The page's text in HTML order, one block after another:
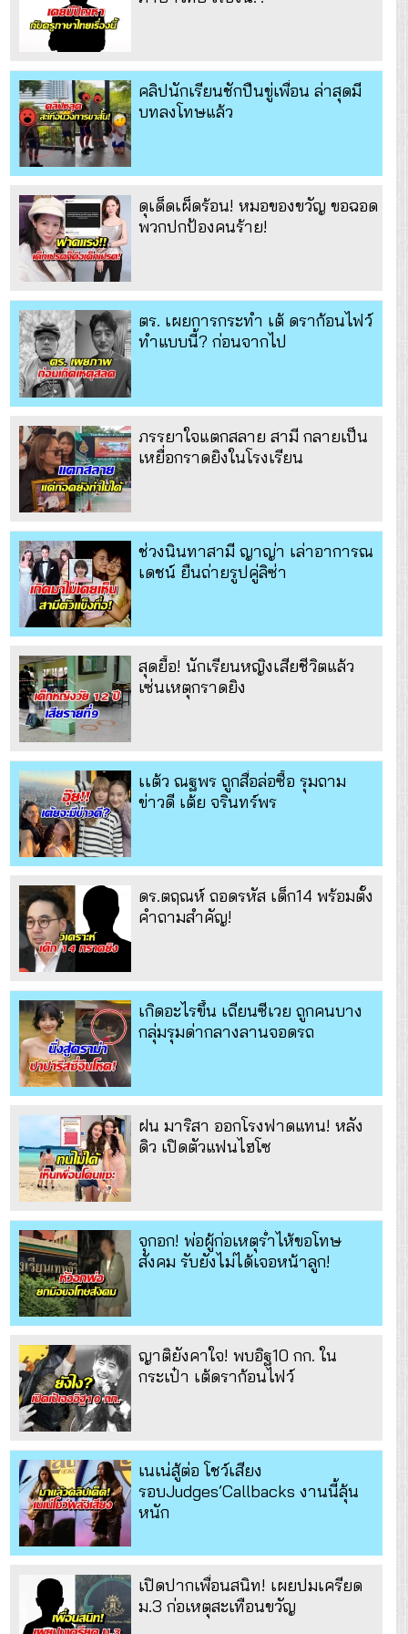
คลิปนักเรียนชักปืนขู่เพื่อน ล่าสุดมี
บทลงโทษแล้ว
ดุเด็ดเผ็ดร้อน! หมอของขวัญ ขอฉอด
พวกปกป้องคนร้าย!
ตร. เผยการกระทำ เต้ ดราก้อนไฟว์
ทำแบบนี้? ก่อนจากไป
ภรรยาใจแตกสลาย สามี กลายเป็น
เหยื่อกราดยิงในโรงเรียน
ช่วงนินทาสามี ญาญ่า เล่าอาการณ
เดชน์ ยืนถ่ายรูปคู่ลิซ่า
สุดยื้อ! นักเรียนหญิงเสียชีวิตแล้ว
เซ่นเหตุกราดยิง
เเต้ว ณฐพร ถูกสื่อล่อซื้อ รุมถาม
ข่าวดี เต้ย จรินทร์พร
ดร.ตฤณห์ ถอดรหัส เด็ก14 พร้อมตั้ง
คำถามสำคัญ!
เกิดอะไรขึ้น เถียนซีเวย ถูกคนบาง
กลุ่มรุมด่ากลางลานจอดรถ
ฝน มาริสา ออกโรงฟาดแทน! หลัง
ดิว เปิดตัวแฟนไฮโซ
จุกอก! พ่อผู้ก่อเหตุร่ำไห้ขอโทษ
สังคม รับยังไม่ได้เจอหน้าลูก!
ญาติยังคาใจ! พบอิฐ10 กก. ใน
กระเป๋า เต้ดราก้อนไฟว์
เนเน่สู้ต่อ โชว์เสียง
รอบJudges’Callbacks งานนี้ลุ้น
หนัก
เปิดปากเพื่อนสนิท! เผยปมเครียด
ม.3 ก่อเหตุสะเทือนขวัญ